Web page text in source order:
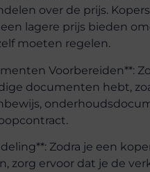
over de prijs.
lagere prijs bieden
moeten regelen.
Voorbereiden**:
documenten hebt,
Zodra je een
zorg ervoor dat je de